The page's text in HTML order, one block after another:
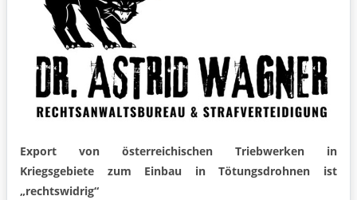
Export von österreichischen Triebwerken in
Kriegsgebiete zum Einbau in Tötungsdrohnen ist
„rechtswidrig“